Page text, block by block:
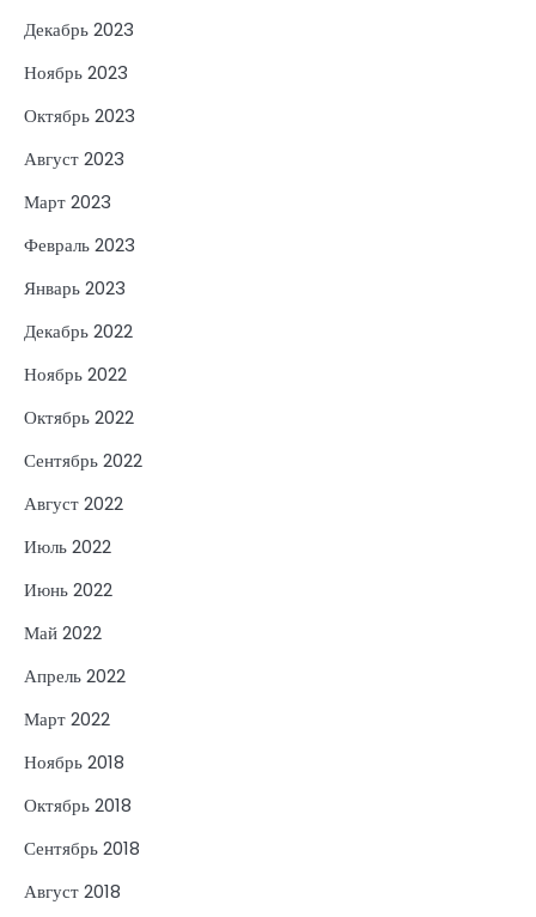
Декабрь 2023
Ноябрь 2023
Октябрь 2023
Август 2023
Март 2023
Февраль 2023
Январь 2023
Декабрь 2022
Ноябрь 2022
Октябрь 2022
Сентябрь 2022
Август 2022
Июль 2022
Июнь 2022
Май 2022
Апрель 2022
Март 2022
Ноябрь 2018
Октябрь 2018
Сентябрь 2018
Август 2018